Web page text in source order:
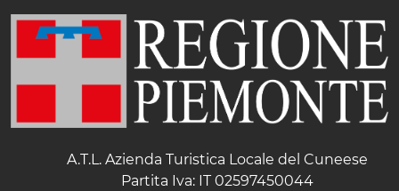
A.T.L. Azienda Turistica Locale del Cuneese
Partita Iva: IT 02597450044